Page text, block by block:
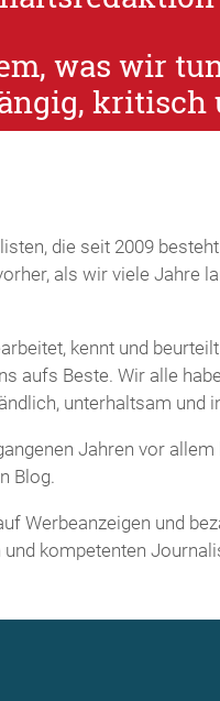
was wir
kritisch
die seit 2009
als wir viele Jahre
kennt und
aufs Beste. Wir alle
unterhaltsam und
Jahren vor
Blog.
Werbeanzeigen und
kompetenten